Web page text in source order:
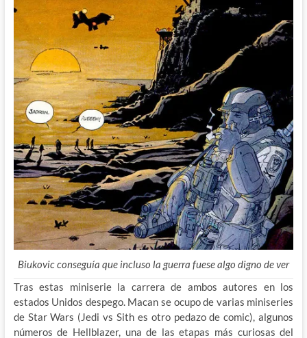
Biukovic conseguía que incluso la guerra fuese algo digno de ver
Tras estas miniserie la carrera de ambos autores en los
estados Unidos despego. Macan se ocupo de varias miniseries
de Star Wars (Jedi vs Sith es otro pedazo de comic), algunos
números de Hellblazer, una de las etapas más curiosas del